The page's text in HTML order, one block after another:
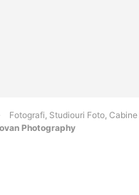
Fotografi, Studiouri Foto,
Photography